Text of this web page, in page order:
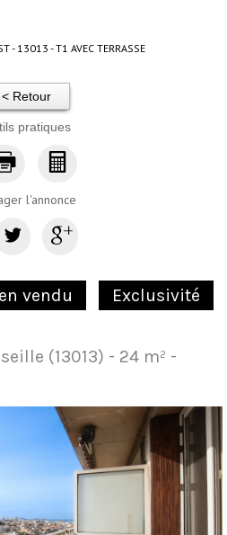
- 13013 - T1 AVEC TERRASSE
< Retour
pratiques
l'annonce
vendu Exclusivité
(13013) - 24 m² -